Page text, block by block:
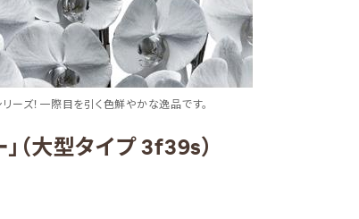
ズ！一際目を引く色鮮やかな逸品です。
（大型タイプ 3f39s）